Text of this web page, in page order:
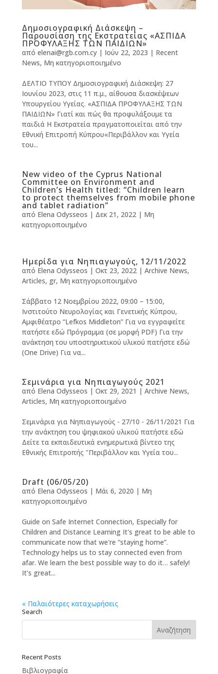
Δημοσιογραφική Διάσκεψη –
Παρουσίαση της Εκστρατείας «ΑΣΠΙΔΑ
ΠΡΟΦΥΛΑΞΗΣ ΤΩΝ ΠΑΙΔΙΩΝ»
από elenai@rgb.com.cy| Ιούν 22, 2023 | Recent
News, Μη κατηγοριοποιημένο
ΔΕΛΤΙΟ ΤΥΠΟΥ Δημοσιογραφική Διάσκεψη: 27
Ιουνίου 2023, στις 11 π.μ., αίθουσα διασκέψεων
Υπουργείου Υγείας. «ΑΣΠΙΔΑ ΠΡΟΦΥΛΑΞΗΣ ΤΩΝ
ΠΑΙΔΙΩΝ» Γιατί και πώς θα προφυλάξουμε τα
παιδιά Η Εκστρατεία πραγματοποιείται από την
Εθνική Επιτροπή Κύπρου«Περιβάλλον και Υγεία
του...
New video of the Cyprus National
Committee on Environment and
Children’s Health titled: “Children learn
to protect themselves from mobile phone
and tablet radiation”
από Elena Odysseos | Δεκ 21, 2022| Μη
κατηγοριοποιημένο
Ημερίδα για Νηπιαγωγούς, 12/11/2022
από Elena Odysseos | Οκτ 23, 2022| Archive News,
Articles, gr, Μη κατηγοριοποιημένο
Σάββατο 12 Νοεμβρίου 2022, 09:00 – 15:00,
Ινστιτούτο Νευρολογίας και Γενετικής Κύπρου,
Αμφιθέατρο “Lefkos Middleton” Για να εγγραφείτε
πατήστε εδώ Πρόγραμμα (σε μορφή PDF) Για την
ανάκτηση του υποστηρικτικού υλικού πατήστε εδώ
(One Drive) Για να...
Σεμινάρια για Νηπιαγωγούς 2021
από Elena Odysseos | Οκτ 29, 2021 | Archive News,
Articles, Μη κατηγοριοποιημένο
Σεμινάρια για Νηπιαγωγούς - 27/10 - 26/11/2021 Για
την ανάκτηση του ψηφιακού υλικού πατήστε εδώ
Δείτε τα εκπαιδευτικά ενημερωτικά βίντεο της
Εθνικής Επιτροπής "Περιβάλλον και Υγεία του...
Draft (06/05/20)
από Elena Odysseos | Μάι 6, 2020 | Μη
κατηγοριοποιημένο
Guide on Safe Internet Connection, Especially for
Children and Distance Learning It's great to be able to
communicate now that we're “staying home”.
Technology helps us to stay connected even from
afar. We learn the best possible way to do it… safely!
It’s great...
« Παλαιότερες καταχωρήσεις
Search
Recent Posts
Βιβλιογραφία